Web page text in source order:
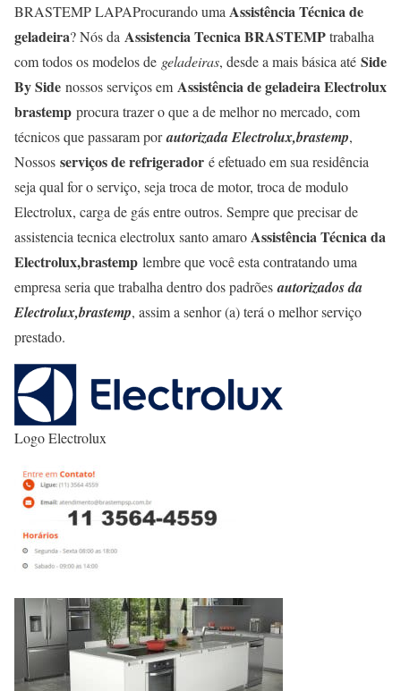
BRASTEMP LAPAProcurando uma Assistência Técnica de
geladeira? Nós da Assistencia Tecnica BRASTEMPtrabalha
com todos os modelos de geladeiras, desde a mais básica até Side
By Side nossos serviços em Assistência de geladeira Electrolux
brastemp procura trazer o que a de melhor no mercado, com
técnicos que passaram porautorizada Electrolux,brastemp,
Nossos serviços de refrigerador é efetuado em sua residência
seja qual for o serviço, seja troca de motor, troca de modulo
Electrolux, carga de gás entre outros. Sempre que precisar de
assistencia tecnica electrolux santo amaroAssistência Técnica da
Electrolux,brastemp lembre que você esta contratando uma
empresa seria que trabalha dentro dos padrõesautorizados da
Electrolux,brastemp, assim a senhor (a) terá o melhor serviço
prestado.
Logo Electrolux